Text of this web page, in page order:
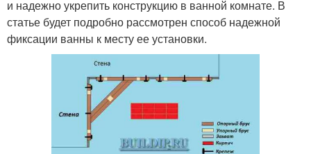
и надежно укрепить конструкцию в ванной комнате. В
статье будет подробно рассмотрен способ надежной
фиксации ванны к месту ее установки.